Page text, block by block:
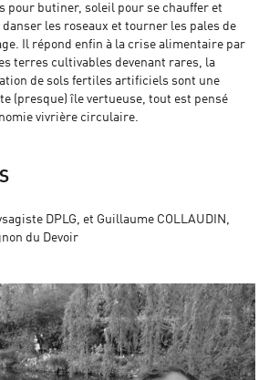
pour butiner, soleil pour se chauffer et
les roseaux et tourner les pales de
Il répond enfin à la crise alimentaire par
terres cultivables devenant rares, la
de sols fertiles artificiels sont une
(presque) île vertueuse, tout est pensé
vivrière circulaire.
DPLG, et Guillaume COLLAUDIN,
du Devoir